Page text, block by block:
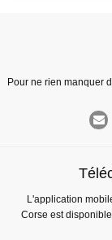
Pour ne rien manquer
L'application
Corse est